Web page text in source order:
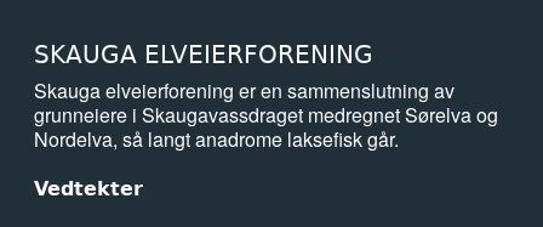
SKAUGA ELVEIERFORENING
Skauga elveierforening er en sammenslutning av
grunneiere i Skaugavassdraget medregnet Sørelva og
Nordelva, så langt anadrome laksefisk går.
Vedtekter